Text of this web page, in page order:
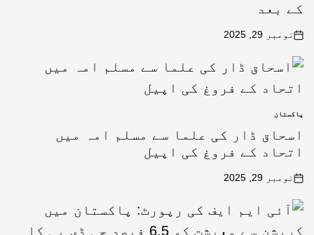
کے بعد
نومبر 29, 2025
پاکستان
اسحاق ڈار کی علما سے مسلم امہ میں
اتحاد کے فروغ کی اپیل
نومبر 29, 2025